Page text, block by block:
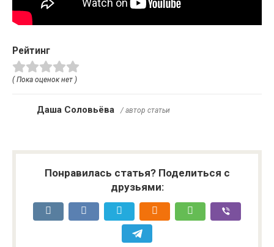
Рейтинг
( Пока оценок нет )
Даша Соловьёва / автор статьи
Понравилась статья? Поделиться с
друзьями: